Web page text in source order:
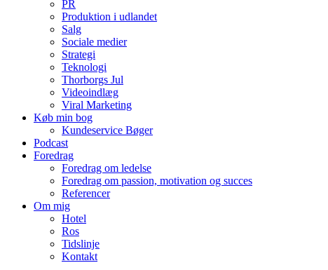
PR
Produktion i udlandet
Salg
Sociale medier
Strategi
Teknologi
Thorborgs Jul
Videoindlæg
Viral Marketing
Køb min bog
Kundeservice Bøger
Podcast
Foredrag
Foredrag om ledelse
Foredrag om passion, motivation og succes
Referencer
Om mig
Hotel
Ros
Tidslinje
Kontakt